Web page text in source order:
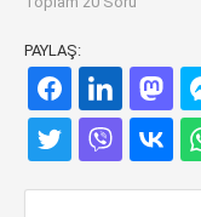
PAYLAŞ: